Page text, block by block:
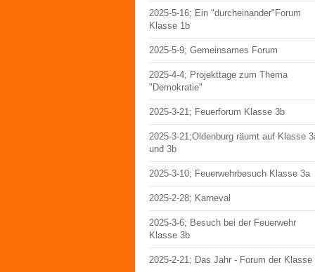
2025-5-16; Ein "durcheinander"Forum
Klasse 1b
2025-5-9; Gemeinsames Forum
2025-4-4; Projekttage zum Thema
"Demokratie"
2025-3-21; Feuerforum Klasse 3b
2025-3-21;Oldenburg räumt auf Klasse
und 3b
2025-3-10; Feuerwehrbesuch Klasse 3a
2025-2-28; Karneval
2025-3-6; Besuch bei der Feuerwehr
Klasse 3b
2025-2-21; Das Jahr - Forum der Klasse